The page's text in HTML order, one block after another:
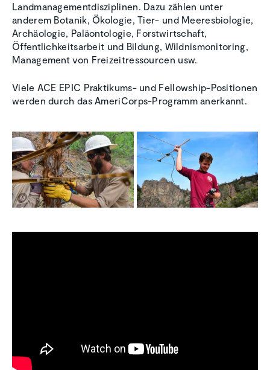
Landmanagementdisziplinen. Dazu zählen unter
anderem Botanik, Ökologie, Tier- und Meeresbiologie,
Archäologie, Paläontologie, Forstwirtschaft,
Öffentlichkeitsarbeit und Bildung, Wildnismonitoring,
Management von Freizeitressourcen usw.
Viele ACE EPIC Praktikums- und Fellowship-Positionen
werden durch das AmeriCorps-Programm anerkannt.